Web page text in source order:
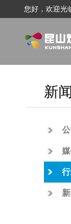
您好，欢迎光
新